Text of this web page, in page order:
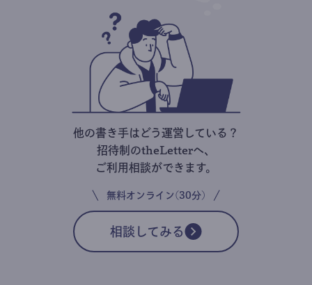
他の書き手はどう運営している？
招待制のtheLetterへ、
ご利用相談ができます。
無料オンライン(30分)
相談してみる